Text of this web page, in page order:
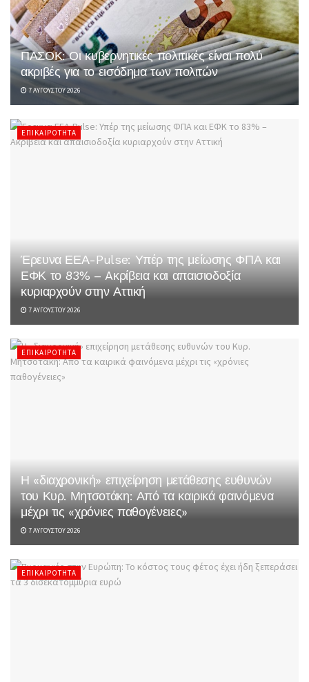
ΠΑΣΟΚ: Οι κυβερνητικές πολιτικές είναι πολύ
ακριβές για το εισόδημα των πολιτών
7 ΑΥΓΟΎΣΤΟΥ 2026
ΕΠΙΚΑΙΡΌΤΗΤΑ
Έρευνα ΕΕΑ-Pulse: Υπέρ της μείωσης ΦΠΑ και
ΕΦΚ το 83% – Aκρίβεια και απαισιοδοξία
κυριαρχούν στην Αττική
7 ΑΥΓΟΎΣΤΟΥ 2026
ΕΠΙΚΑΙΡΌΤΗΤΑ
Η «διαχρονική» επιχείρηση μετάθεσης ευθυνών
του Κυρ. Μητσοτάκη: Από τα καιρικά φαινόμενα
μέχρι τις «χρόνιες παθογένειες»
7 ΑΥΓΟΎΣΤΟΥ 2026
ΕΠΙΚΑΙΡΌΤΗΤΑ